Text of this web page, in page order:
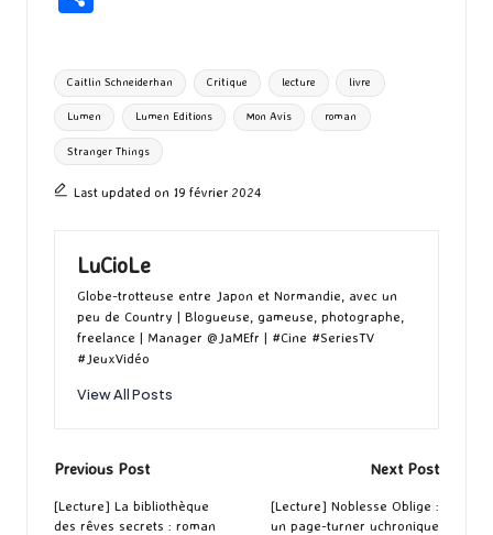
o
o
k
d
o
n
l
ky bl
r
ta
g
er
Tags:
Caitlin Schneiderhan Critique lecture livre
Lumen Lumen Editions Mon Avis roman
Stranger Things
Last updated on 19 février 2024
LuCioLe
Globe-trotteuse entre Japon et Normandie, avec un
peu de Country | Blogueuse, gameuse, photographe,
freelance | Manager @JaMEfr | #Cine #SeriesTV
#JeuxVidéo
View All Posts
Post
navigation
Previous Post
[Lecture] La bibliothèque
des rêves secrets : roman
Next Post
[Lecture] Noblesse Oblige :
un page-turner uchronique